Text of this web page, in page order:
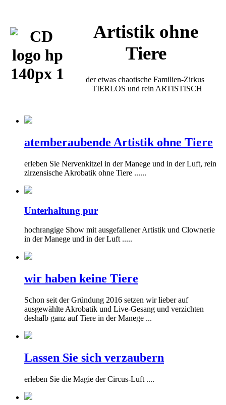
Artistik ohne
Tiere
der etwas chaotische Familien-Zirkus
TIERLOS und rein ARTISTISCH
atemberaubende Artistik ohne Tiere
erleben Sie Nervenkitzel in der Manege und in der Luft, rein
zirzensische Akrobatik ohne Tiere ......
Unterhaltung pur
hochrangige Show mit ausgefallener Artistik und Clownerie
in der Manege und in der Luft .....
wir haben keine Tiere
Schon seit der Gründung 2016 setzen wir lieber auf
ausgewählte Akrobatik und Live-Gesang und verzichten
deshalb ganz auf Tiere in der Manege ...
Lassen Sie sich verzaubern
erleben Sie die Magie der Circus-Luft ....